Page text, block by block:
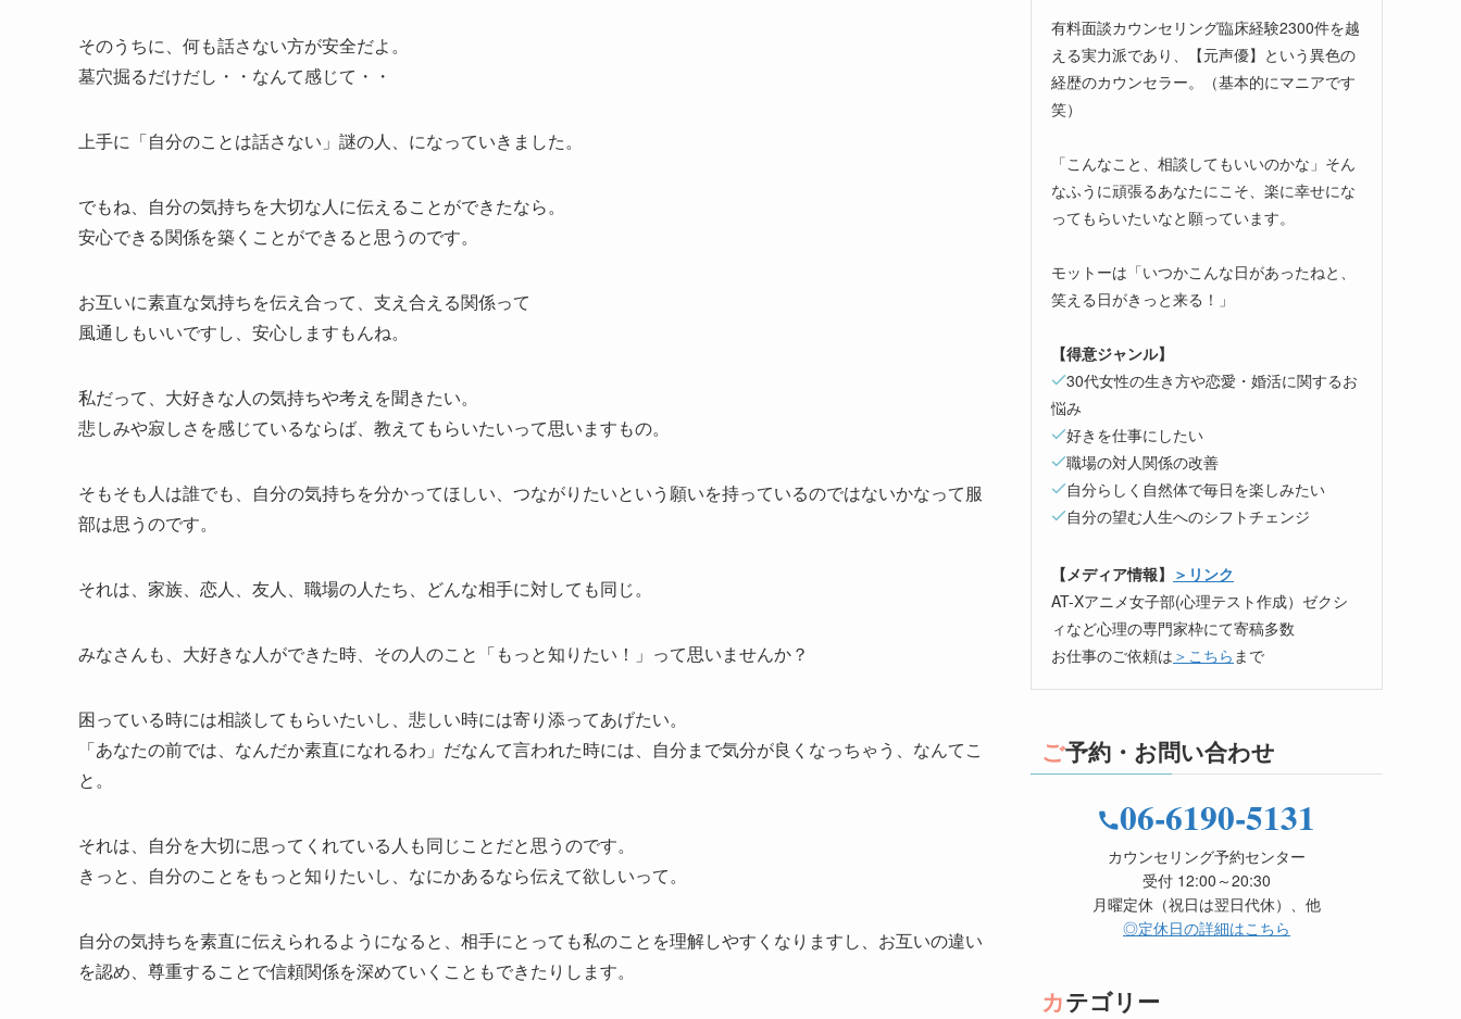
そのうちに、何も話さない方が安全だよ。
墓穴掘るだけだし・・なんて感じて・・
上手に「自分のことは話さない」謎の人、になっていきました。
でもね、自分の気持ちを大切な人に伝えることができたなら。
安心できる関係を築くことができると思うのです。
お互いに素直な気持ちを伝え合って、支え合える関係って
風通しもいいですし、安心しますもんね。
私だって、大好きな人の気持ちや考えを聞きたい。
悲しみや寂しさを感じているならば、教えてもらいたいって思いますもの。
そもそも人は誰でも、自分の気持ちを分かってほしい、つながりたいという願いを持っているのではないかなって服
部は思うのです。
それは、家族、恋人、友人、職場の人たち、どんな相手に対しても同じ。
みなさんも、大好きな人ができた時、その人のこと「もっと知りたい！」って思いませんか？
困っている時には相談してもらいたいし、悲しい時には寄り添ってあげたい。
「あなたの前では、なんだか素直になれるわ」だなんて言われた時には、自分まで気分が良くなっちゃう、なんてこ
と。
それは、自分を大切に思ってくれている人も同じことだと思うのです。
きっと、自分のことをもっと知りたいし、なにかあるなら伝えて欲しいって。
自分の気持ちを素直に伝えられるようになると、相手にとっても私のことを理解しやすくなりますし、お互いの違い
を認め、尊重することで信頼関係を深めていくこともできたりします。
有料面談カウンセリング臨床経験2300件を越
える実力派であり、【元声優】という異色の
経歴のカウンセラー。（基本的にマニアです
笑）
「こんなこと、相談してもいいのかな」そん
なふうに頑張るあなたにこそ、楽に幸せにな
ってもらいたいなと願っています。
モットーは「いつかこんな日があったねと、
笑える日がきっと来る！」
【得意ジャンル】
30代女性の生き方や恋愛・婚活に関するお
悩み
好きを仕事にしたい
職場の対人関係の改善
自分らしく自然体で毎日を楽しみたい
自分の望む人生へのシフトチェンジ
【メディア情報】 ＞リンク
AT-Xアニメ女子部(心理テスト作成）ゼクシ
ィなど心理の専門家枠にて寄稿多数
お仕事のご依頼は ＞こちら まで
ご予約・お問い合わせ
06-6190-5131
カウンセリング予約センター
受付 12:00～20:30
月曜定休（祝日は翌日代休）、他
◎定休日の詳細はこちら
カテゴリー